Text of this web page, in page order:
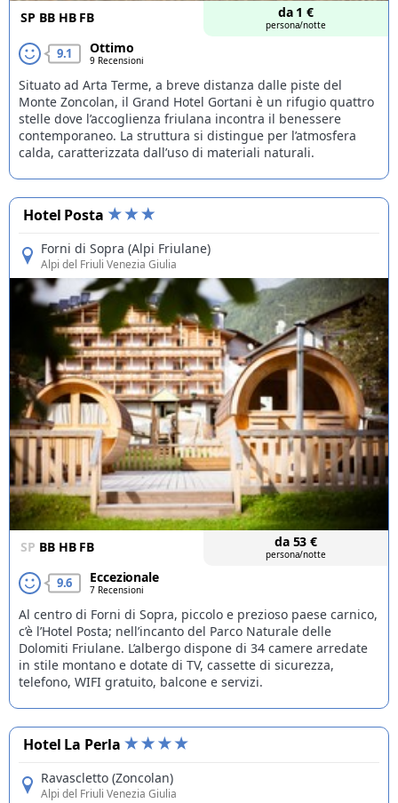
SP BB HB FB da 1 €
persona/notte
9.1 Ottimo
9 Recensioni
Situato ad Arta Terme, a breve distanza dalle piste del
Monte Zoncolan, il Grand Hotel Gortani è un rifugio quattro
stelle dove l’accoglienza friulana incontra il benessere
contemporaneo. La struttura si distingue per l’atmosfera
calda, caratterizzata dall’uso di materiali naturali.
Hotel Posta
Forni di Sopra (Alpi Friulane)
Alpi del Friuli Venezia Giulia
SP BB HB FB da 53 €
persona/notte
9.6 Eccezionale
7 Recensioni
Al centro di Forni di Sopra, piccolo e prezioso paese carnico,
c’è l’Hotel Posta; nell’incanto del Parco Naturale delle
Dolomiti Friulane. L’albergo dispone di 34 camere arredate
in stile montano e dotate di TV, cassette di sicurezza,
telefono, WIFI gratuito, balcone e servizi.
Hotel La Perla
Ravascletto (Zoncolan)
Alpi del Friuli Venezia Giulia